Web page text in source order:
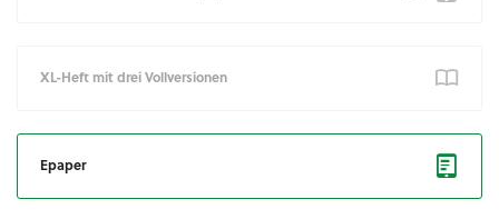
XL-Heft mit drei Vollversionen
Epaper